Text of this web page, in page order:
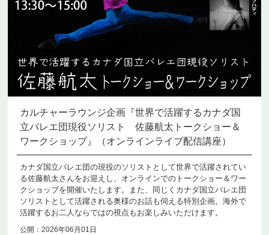
カルチャーラウンジ企画『世界で活躍するカナダ国
立バレエ団現役ソリスト 佐藤航太トークショー＆
ワークショップ』（オンラインライブ配信講座）
カナダ国立バレエ団の現役のソリストとして世界で活躍されてい
る佐藤航太さんをお迎えし、オンラインでのトークショー＆ワー
クショップを開催いたします。また、同じくカナダ国立バレエ団
ソリストとして活躍される奥様のお話も伺える特別企画。海外で
活躍するお二人ならではの視点もお楽しみいただけます。
公開：2026年06月01日